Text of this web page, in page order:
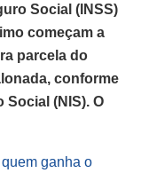
Social (INSS)
começam a
parcela do
conforme
(NIS). O
ganha o